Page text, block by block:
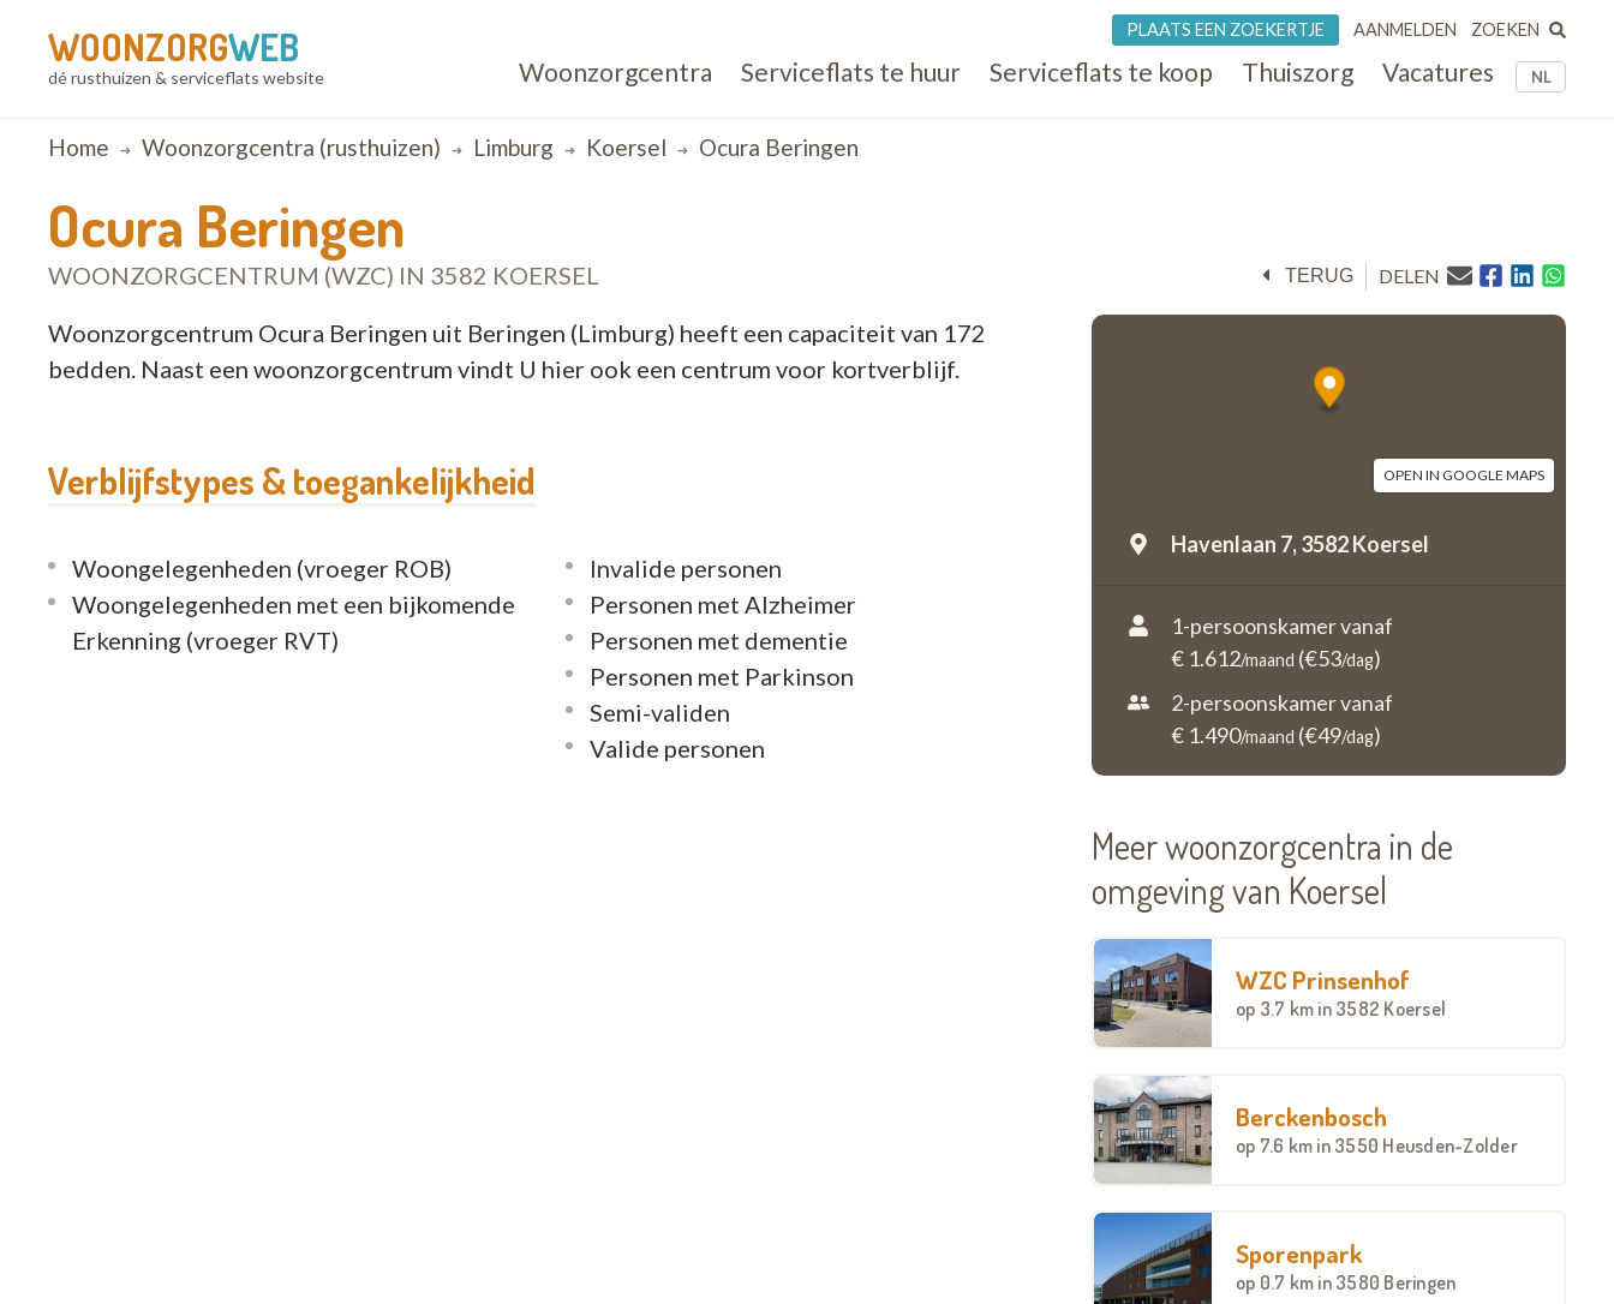
WOONZORGWEB
dé rusthuizen & serviceflats website NL
Woonzorgcentra Serviceflats te huur Serviceflats te koop Thuiszorg Vacatures
PLAATS EEN ZOEKERTJE AANMELDEN ZOEKEN
Breadcrumb
Home Woonzorgcentra (rusthuizen) Limburg Koersel Ocura Beringen
Ocura Beringen
WOONZORGCENTRUM (WZC) IN 3582 KOERSEL TERUG DELEN
OPEN IN GOOGLE MAPS
Havenlaan 7,3582 Koersel
1-persoonskamer vanaf
€ 1.612/maand (€53/dag)
2-persoonskamer vanaf
€ 1.490/maand (€49/dag)
Woonzorgcentrum Ocura Beringen uit Beringen (Limburg) heeft een capaciteit van 172
bedden. Naast een woonzorgcentrum vindt U hier ook een centrum voor kortverblijf.
Verblijfstypes & toegankelijkheid
Woongelegenheden (vroeger ROB)
Woongelegenheden met een bijkomende
Erkenning (vroeger RVT)
Invalide personen
Personen met Alzheimer
Personen met dementie
Personen met Parkinson
Semi-validen
Valide personen
Meer woonzorgcentra in de
omgeving van Koersel
WZC Prinsenhof
op 3.7 km in 3582 Koersel
Berckenbosch
op 7.6 km in 3550 Heusden-Zolder
Sporenpark
op 0.7 km in 3580 Beringen